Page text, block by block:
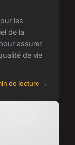
les
de la
assurer
de vie
de lecture →